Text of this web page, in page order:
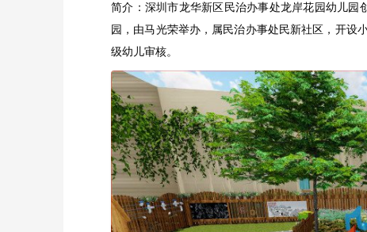
简介：深圳市龙华新区民治办事处龙岸花园幼儿
园，由马光荣举办，属民治办事处民新社区，开设
级幼儿审核。